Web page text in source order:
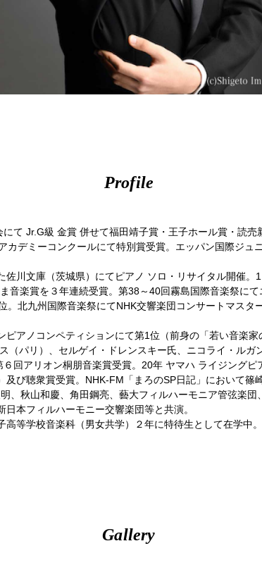
Profile
て Jr.G級 金賞 併せて福田靖子賞・王子ホール賞・読
デミーコンクールにて特別賞受賞。エッパン国際ジュ
川文庫（茨城県）にてピアノ ソロ・リサイタル開催。1
音楽賞を３年連続受賞。第38～40回霧島国際音楽祭に
北九州国際音楽祭にてNHK交響楽団コンサートマス
アノコンペティションにて第1位（前身の「若い音楽
パリ）、セルゲイ・ドレンスキー氏、ニコライ・ル
回アリオン桐朋音楽賞受賞。20年 ヤマハ ライジング
び聴衆賞受賞。NHK-FM「まろのSP日記」において
、秋山和慶、角田鋼亮、藝大フィルハーモニア管弦楽
本フィルハーモニー交響楽団等と共演。
等学校音楽科（男女共学）２年に特待生として在学中。
Gallery